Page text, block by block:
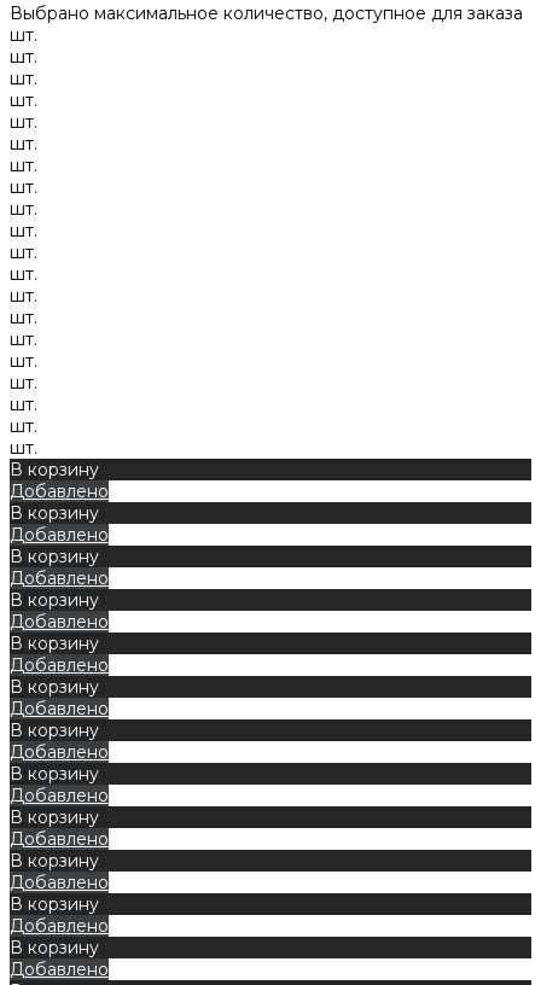
Выбрано максимальное количество, доступное для заказа
шт.
шт.
шт.
шт.
шт.
шт.
шт.
шт.
шт.
шт.
шт.
шт.
шт.
шт.
шт.
шт.
шт.
шт.
шт.
шт.
В корзину
Добавлено
В корзину
Добавлено
В корзину
Добавлено
В корзину
Добавлено
В корзину
Добавлено
В корзину
Добавлено
В корзину
Добавлено
В корзину
Добавлено
В корзину
Добавлено
В корзину
Добавлено
В корзину
Добавлено
В корзину
Добавлено